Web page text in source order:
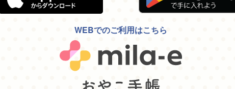
WEBでのご利用はこちら